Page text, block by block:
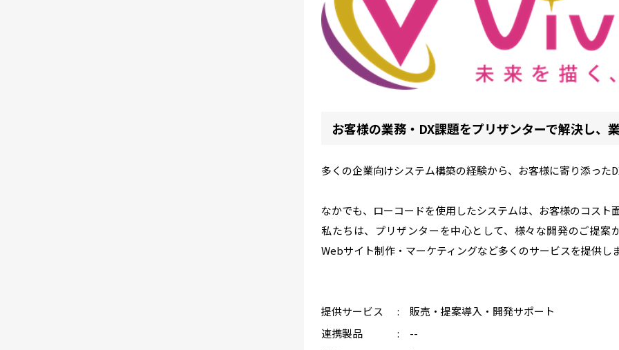
お客様の業務・DX課題をプリザンターで解決し、
多くの企業向けシステム構築の経験から、お客様に寄り添った
なかでも、ローコードを使用したシステムは、お客様のコスト
私たちは、プリザンターを中心として、様々な開発のご提案
Webサイト制作・マーケティングなど多くのサービスを提供し
提供サービス 販売・提案導入・開発サポート
連携製品
--